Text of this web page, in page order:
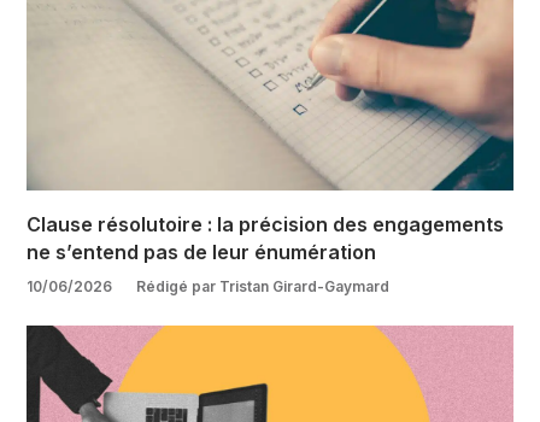
Clause résolutoire : la précision des engagements
ne s’entend pas de leur énumération
10/06/2026 Rédigé par Tristan Girard-Gaymard